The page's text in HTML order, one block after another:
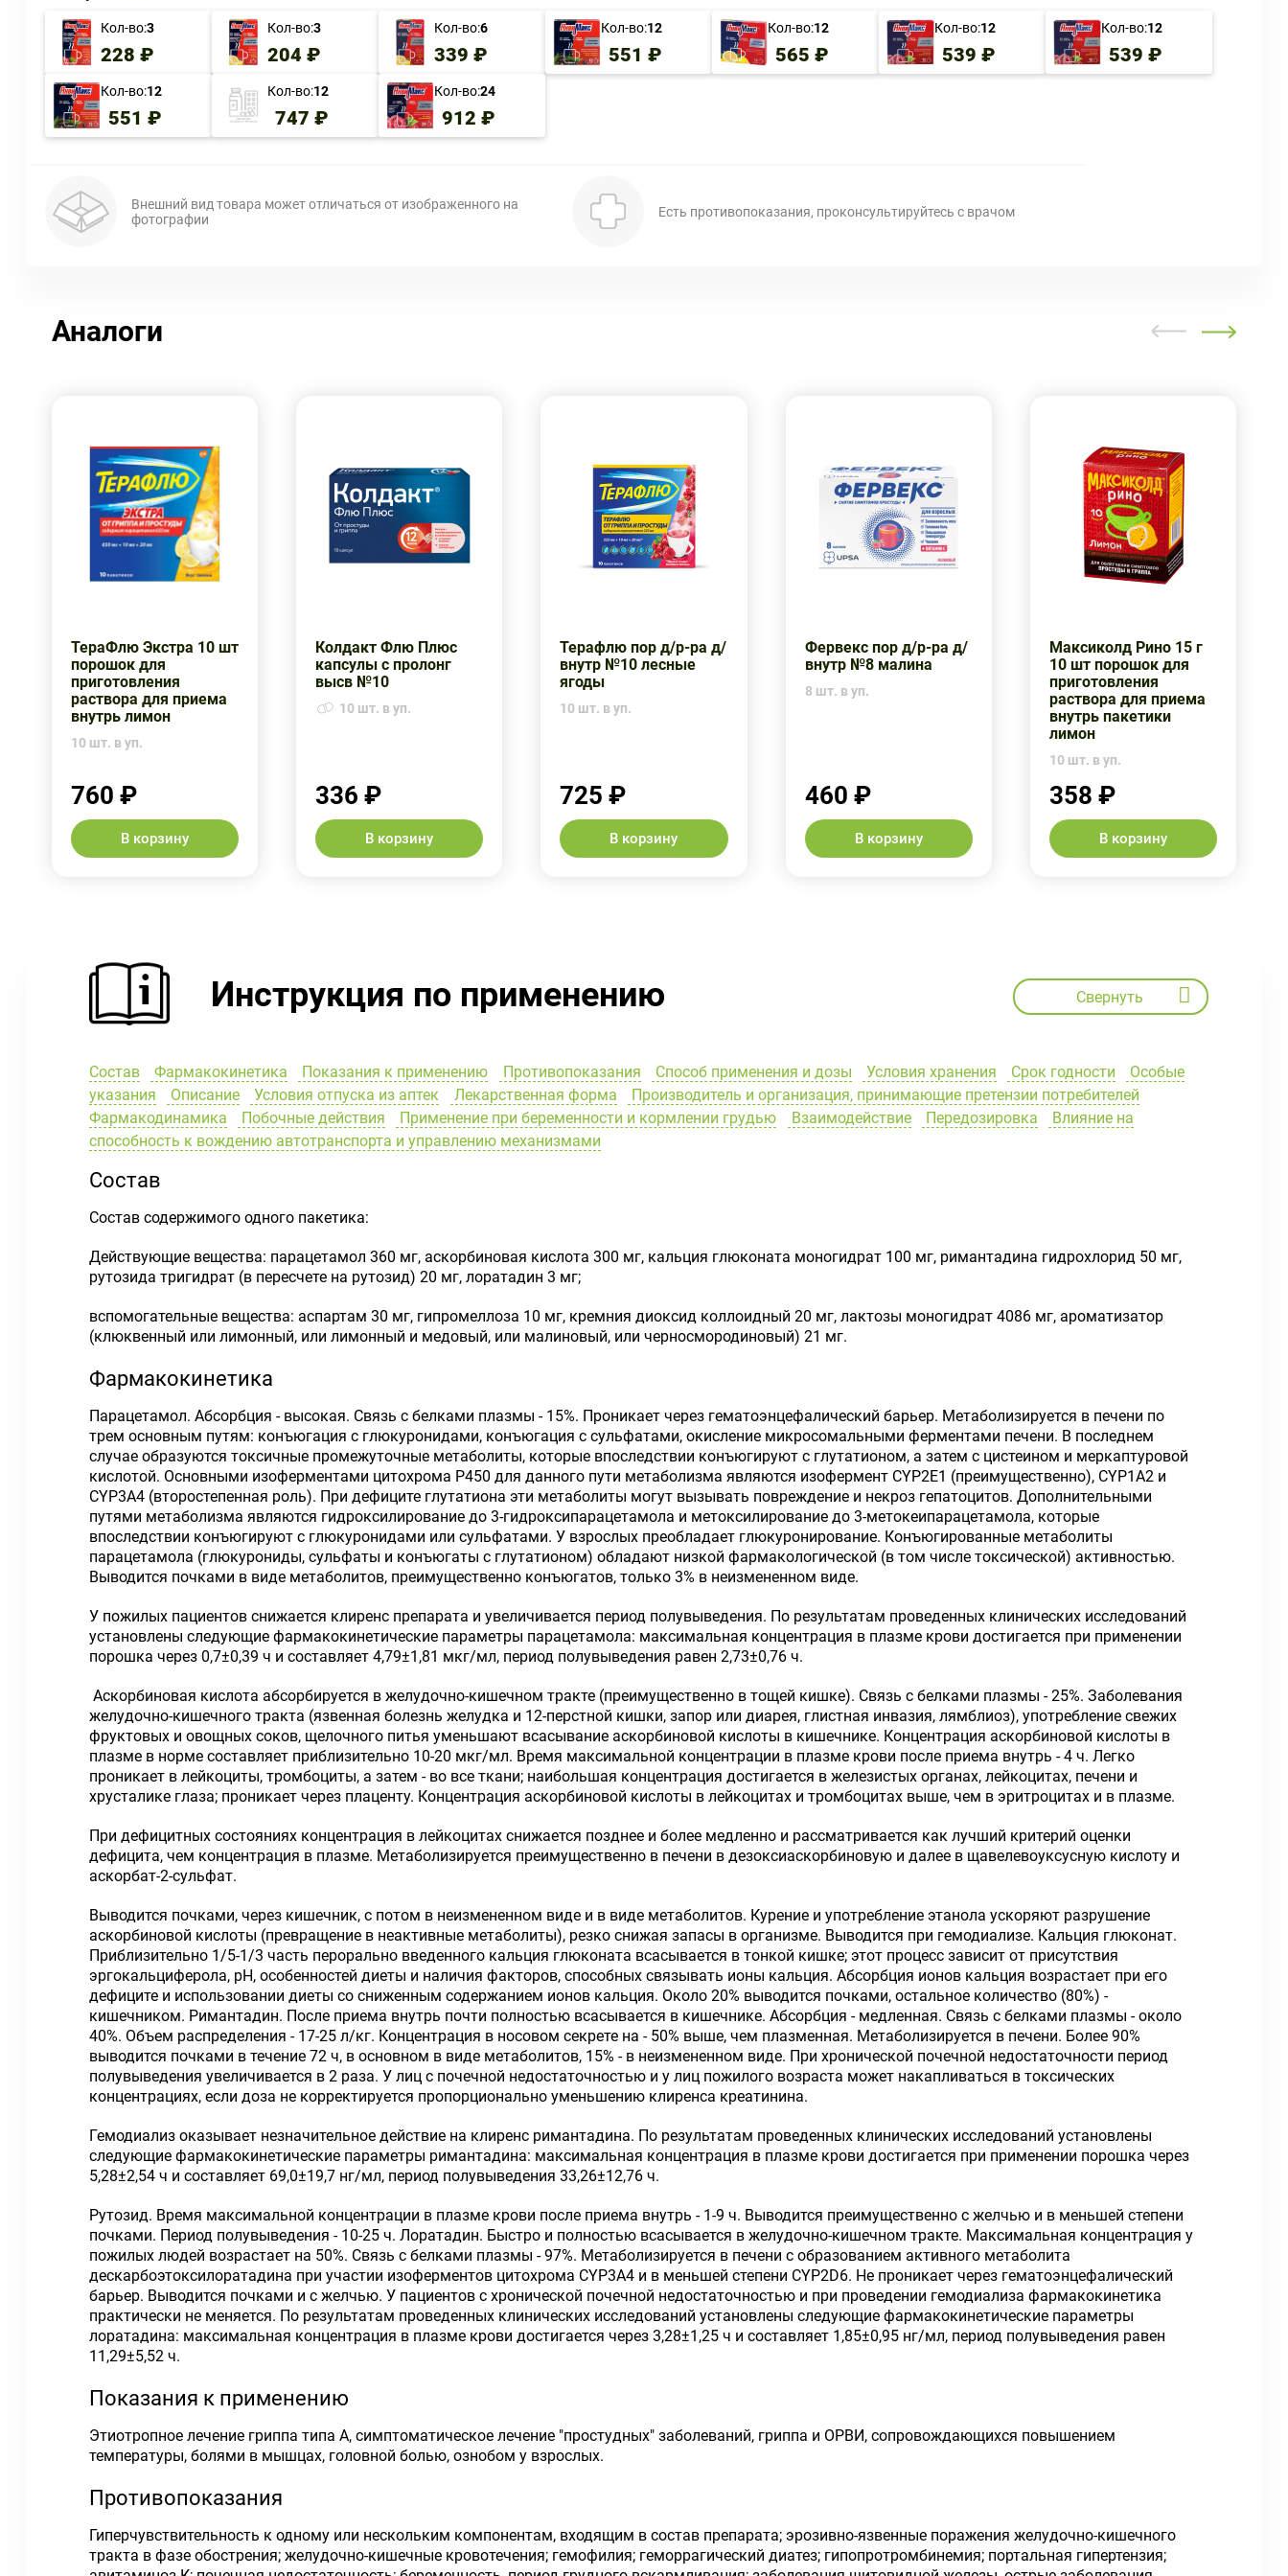
Кол-во:3
228 ₽
Кол-во:3
204 ₽
Кол-во:6
339 ₽
Кол-во:12
551 ₽
Кол-во:12
565 ₽
Кол-во:12
539 ₽
Кол-во:12
539 ₽
Кол-во:12
551 ₽
Кол-во:12
747 ₽
Кол-во:24
912 ₽
Внешний вид товара может отличаться от изображенного на
фотографии
Есть противопоказания, проконсультируйтесь с врачом
Аналоги
ТераФлю Экстра 10 шт
порошок для
приготовления
раствора для приема
внутрь лимон
10 шт. в уп.
760 ₽
В корзину
Колдакт Флю Плюс
капсулы с пролонг
высв №10
10 шт. в уп.
336 ₽
В корзину
Терафлю пор д/р-ра д/
внутр №10 лесные
ягоды
10 шт. в уп.
725 ₽
В корзину
Фервекс пор д/р-ра д/
внутр №8 малина
8 шт. в уп.
460 ₽
В корзину
Максиколд Рино 15 г
10 шт порошок для
приготовления
раствора для приема
внутрь пакетики
лимон
10 шт. в уп.
358 ₽
В корзину
Инструкция по применению Свернуть
Состав Фармакокинетика Показания к применению Противопоказания Способ применения и дозы Условия хранения Срок годности
Особые
указания
Описание Условия отпуска из аптек Лекарственная форма
Производитель и организация, принимающие претензии потребителей
Фармакодинамика
Побочные действия Применение при беременности и кормлении грудью Взаимодействие Передозировка
Влияние на
способность к вождению автотранспорта и управлению механизмами
Состав
Состав содержимого одного пакетика:
Действующие вещества: парацетамол 360 мг, аскорбиновая кислота 300 мг, кальция глюконата моногидрат 100 мг, римантадина гидрохлорид 50 мг,
рутозида тригидрат (в пересчете на рутозид) 20 мг, лоратадин 3 мг;
вспомогательные вещества: аспартам 30 мг, гипромеллоза 10 мг, кремния диоксид коллоидный 20 мг, лактозы моногидрат 4086 мг, ароматизатор
(клюквенный или лимонный, или лимонный и медовый, или малиновый, или черносмородиновый) 21 мг.
Фармакокинетика
Парацетамол. Абсорбция - высокая. Связь с белками плазмы - 15%. Проникает через гематоэнцефалический барьер. Метаболизируется в печени по
трем основным путям: конъюгация с глюкуронидами, конъюгация с сульфатами, окисление микросомальными ферментами печени. В последнем
случае образуются токсичные промежуточные метаболиты, которые впоследствии конъюгируют с глутатионом, а затем с цистеином и меркаптуровой
кислотой. Основными изоферментами цитохрома Р450 для данного пути метаболизма являются изофермент CYP2E1 (преимущественно), CYP1A2 и
CYP3A4 (второстепенная роль). При дефиците глутатиона эти метаболиты могут вызывать повреждение и некроз гепатоцитов. Дополнительными
путями метаболизма являются гидроксилирование до 3-гидроксипарацетамола и метоксилирование до 3-метокеипарацетамола, которые
впоследствии конъюгируют с глюкуронидами или сульфатами. У взрослых преобладает глюкуронирование. Конъюгированные метаболиты
парацетамола (глюкурониды, сульфаты и конъюгаты с глутатионом) обладают низкой фармакологической (в том числе токсической) активностью.
Выводится почками в виде метаболитов, преимущественно конъюгатов, только 3% в неизмененном виде.
У пожилых пациентов снижается клиренс препарата и увеличивается период полувыведения. По результатам проведенных клинических исследований
установлены следующие фармакокинетические параметры парацетамола: максимальная концентрация в плазме крови достигается при применении
порошка через 0,7±0,39 ч и составляет 4,79±1,81 мкг/мл, период полувыведения равен 2,73±0,76 ч.
Аскорбиновая кислота абсорбируется в желудочно-кишечном тракте (преимущественно в тощей кишке). Связь с белками плазмы - 25%. Заболевания
желудочно-кишечного тракта (язвенная болезнь желудка и 12-перстной кишки, запор или диарея, глистная инвазия, лямблиоз), употребление свежих
фруктовых и овощных соков, щелочного питья уменьшают всасывание аскорбиновой кислоты в кишечнике. Концентрация аскорбиновой кислоты в
плазме в норме составляет приблизительно 10-20 мкг/мл. Время максимальной концентрации в плазме крови после приема внутрь - 4 ч. Легко
проникает в лейкоциты, тромбоциты, а затем - во все ткани; наибольшая концентрация достигается в железистых органах, лейкоцитах, печени и
хрусталике глаза; проникает через плаценту. Концентрация аскорбиновой кислоты в лейкоцитах и тромбоцитах выше, чем в эритроцитах и в плазме.
При дефицитных состояниях концентрация в лейкоцитах снижается позднее и более медленно и рассматривается как лучший критерий оценки
дефицита, чем концентрация в плазме. Метаболизируется преимущественно в печени в дезоксиаскорбиновую и далее в щавелевоуксусную кислоту и
аскорбат-2-сульфат.
Выводится почками, через кишечник, с потом в неизмененном виде и в виде метаболитов. Курение и употребление этанола ускоряют разрушение
аскорбиновой кислоты (превращение в неактивные метаболиты), резко снижая запасы в организме. Выводится при гемодиализе. Кальция глюконат.
Приблизительно 1/5-1/3 часть перорально введенного кальция глюконата всасывается в тонкой кишке; этот процесс зависит от присутствия
эргокальциферола, pH, особенностей диеты и наличия факторов, способных связывать ионы кальция. Абсорбция ионов кальция возрастает при его
дефиците и использовании диеты со сниженным содержанием ионов кальция. Около 20% выводится почками, остальное количество (80%) -
кишечником. Римантадин. После приема внутрь почти полностью всасывается в кишечнике. Абсорбция - медленная. Связь с белками плазмы - около
40%. Объем распределения - 17-25 л/кг. Концентрация в носовом секрете на - 50% выше, чем плазменная. Метаболизируется в печени. Более 90%
выводится почками в течение 72 ч, в основном в виде метаболитов, 15% - в неизмененном виде. При хронической почечной недостаточности период
полувыведения увеличивается в 2 раза. У лиц с почечной недостаточностью и у лиц пожилого возраста может накапливаться в токсических
концентрациях, если доза не корректируется пропорционально уменьшению клиренса креатинина.
Гемодиализ оказывает незначительное действие на клиренс римантадина. По результатам проведенных клинических исследований установлены
следующие фармакокинетические параметры римантадина: максимальная концентрация в плазме крови достигается при применении порошка через
5,28±2,54 ч и составляет 69,0±19,7 нг/мл, период полувыведения 33,26±12,76 ч.
Рутозид. Время максимальной концентрации в плазме крови после приема внутрь - 1-9 ч. Выводится преимущественно с желчью и в меньшей степени
почками. Период полувыведения - 10-25 ч. Лоратадин. Быстро и полностью всасывается в желудочно-кишечном тракте. Максимальная концентрация у
пожилых людей возрастает на 50%. Связь с белками плазмы - 97%. Метаболизируется в печени с образованием активного метаболита
дескарбоэтоксилоратадина при участии изоферментов цитохрома CYP3A4 и в меньшей степени CYP2D6. Не проникает через гематоэнцефалический
барьер. Выводится почками и с желчью. У пациентов с хронической почечной недостаточностью и при проведении гемодиализа фармакокинетика
практически не меняется. По результатам проведенных клинических исследований установлены следующие фармакокинетические параметры
лоратадина: максимальная концентрация в плазме крови достигается через 3,28±1,25 ч и составляет 1,85±0,95 нг/мл, период полувыведения равен
11,29±5,52 ч.
Показания к применению
Этиотропное лечение гриппа типа А, симптоматическое лечение "простудных" заболеваний, гриппа и ОРВИ, сопровождающихся повышением
температуры, болями в мышцах, головной болью, ознобом у взрослых.
Противопоказания
Гиперчувствительность к одному или нескольким компонентам, входящим в состав препарата; эрозивно-язвенные поражения желудочно-кишечного
тракта в фазе обострения; желудочно-кишечные кровотечения; гемофилия; геморрагический диатез; гипопротромбинемия; портальная гипертензия;